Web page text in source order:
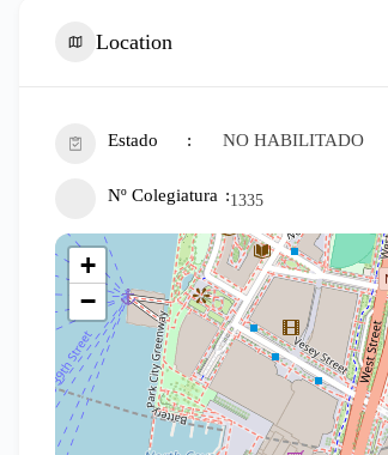
Location
Estado NO HABILITADO
Nº Colegiatura 1335
+
−